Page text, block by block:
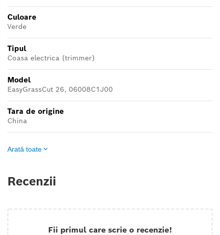
Culoare
Verde
Tipul
Coasa electrica (trimmer)
Model
EasyGrassCut 26, 06008C1J00
Tara de origine
China
Arată toate
Recenzii
Fii primul care scrie o recenzie!